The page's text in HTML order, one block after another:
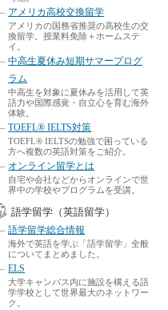
アメリカ高校交換留学
アメリカの国務省推奨の高校生の交
換留学。授業料免除＋ホームステ
イ。
中高生夏休み短期サマープログ
ラム
中高生を対象に夏休みを活用して英
語力や国際感覚・自立心を育む海外
体験。
TOEFL® IELTS対策
TOEFL® IELTSの勉強で困っている
方へ複数の英語対策をご紹介。
オンライン留学とは
自宅や会社などからオンラインで世
界中の学校やプログラムを受講。
語学留学（英語留学）
語学留学総合情報
海外で英語を学ぶ「語学留学」全般
についてまとめました。
ELS
大学キャンパス内に施設を構える語
学学校として世界最大のネットワー
ク。